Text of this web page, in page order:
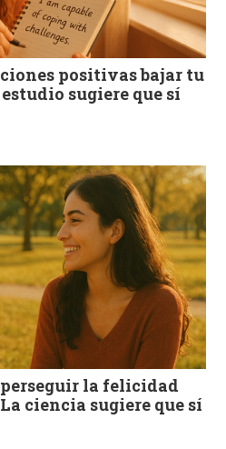
positivas bajar tu
sugiere que sí
perseguir la felicidad
ciencia sugiere que sí